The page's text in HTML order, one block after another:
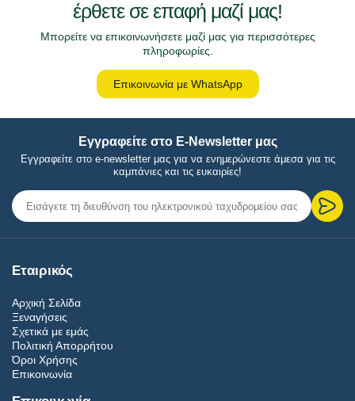
έρθετε σε επαφή μαζί μας!
Μπορείτε να επικοινωνήσετε μαζί μας για περισσότερες
πληροφωρίες.
Επικοινωνία με WhatsApp
Εγγραφείτε στο E-Newsletter μας
Εγγραφείτε στο e-newsletter μας για να ενημερώνεστε άμεσα για τις
καμπάνιες και τις ευκαιρίες!
Εταιρικός
Αρχική Σελίδα
Ξεναγήσεις
Σχετικά με εμάς
Πολιτική Απορρήτου
Όροι Χρήσης
Επικοινωνία